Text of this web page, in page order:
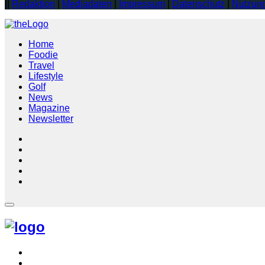
Redaktion Mediadaten Impressum Datenschutz
Home
Foodie
Travel
Lifestyle
Golf
News
Magazine
Newsletter